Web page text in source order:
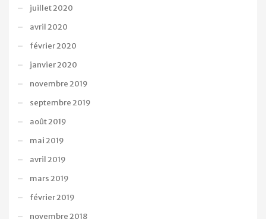
juillet 2020
avril 2020
février 2020
janvier 2020
novembre 2019
septembre 2019
août 2019
mai 2019
avril 2019
mars 2019
février 2019
novembre 2018